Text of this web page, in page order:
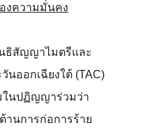
งความมั่นคง
ธิสัญญาไมตรีและ
นออกเฉียงใต้ (TAC)
ในปฏิญญาร่วมว่า
านการก่อการร้าย